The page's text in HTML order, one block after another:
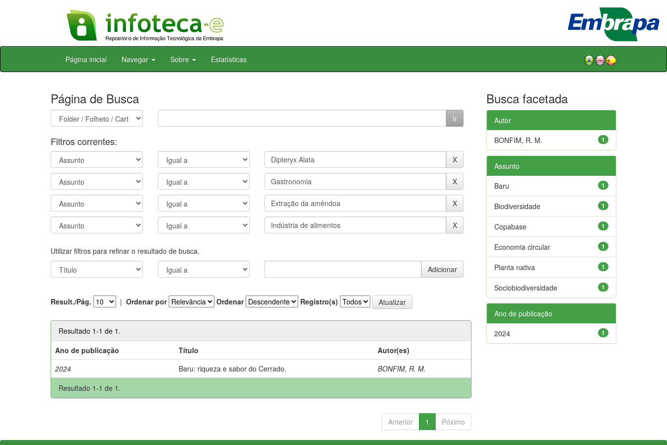
Skip
Página inicial Navegar Sobre Estatísticas
Página de Busca
Filtros correntes:
Utilizar filtros para refinar o resultado de busca.
Result./Pág. | Ordenar por Ordenar Registro(s)
Resultado 1-1 de 1.
Ano de publicação
Título
Autor(es)
2024
Baru: riqueza e sabor do Cerrado.
BONFIM, R. M.
Resultado 1-1 de 1.
Anterior 1 Póximo
Busca facetada
Autor
1
BONFIM, R. M.
Assunto
1
Baru
1
Biodiversidade
1
Copabase
1
Economia circular
1
Planta nativa
1
Sociobiodiversidade
Ano de publicação
1
2024